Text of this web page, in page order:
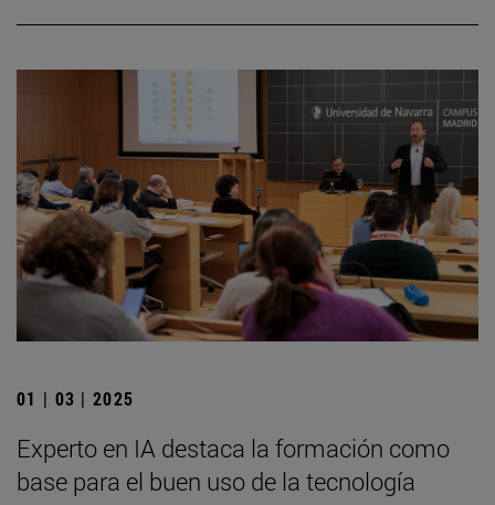
01 | 03 | 2025
Experto en IA destaca la formación como
base para el buen uso de la tecnología